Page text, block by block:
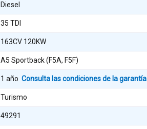
Diesel
35 TDI
163CV 120KW
A5 Sportback (F5A, F5F)
1 añoConsulta las condiciones de la garantía
Turismo
49291